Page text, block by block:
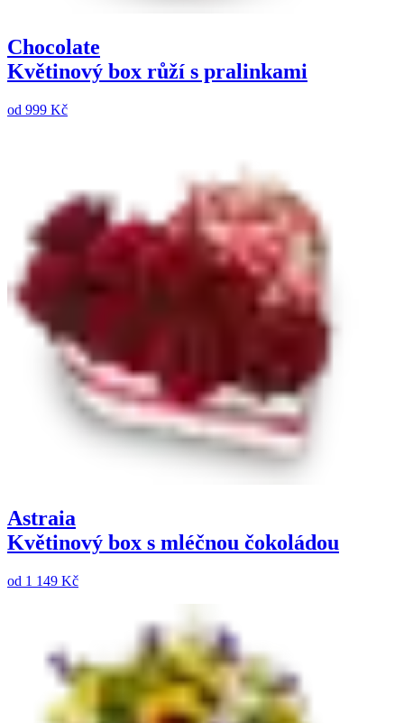
Chocolate
Květinový box růží s pralinkami
od 999 Kč
Astraia
Květinový box s mléčnou čokoládou
od 1 149 Kč